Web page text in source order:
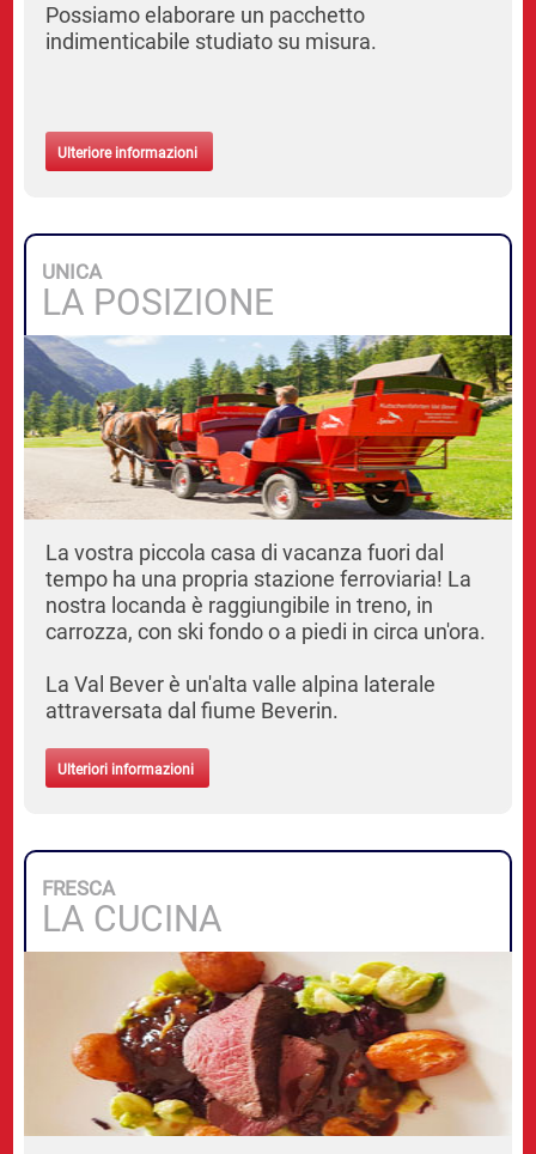
Possiamo elaborare un pacchetto
indimenticabile studiato su misura.
Ulteriore informazioni
UNICA
LA POSIZIONE
La vostra piccola casa di vacanza fuori dal
tempo ha una propria stazione ferroviaria! La
nostra locanda è raggiungibile in treno, in
carrozza, con ski fondo o a piedi in circa un'ora.
La Val Bever è un'alta valle alpina laterale
attraversata dal fiume Beverin.
Ulteriori informazioni
FRESCA
LA CUCINA